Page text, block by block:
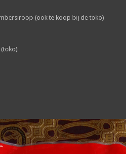
(ook te koop bij de toko)